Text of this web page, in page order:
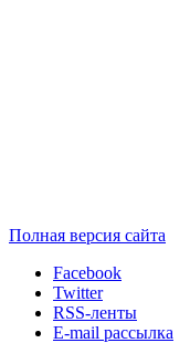
Полная версия сайта
Facebook
Twitter
RSS-ленты
E-mail рассылка